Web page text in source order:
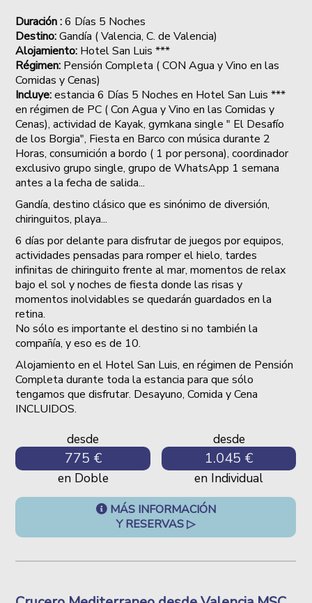
Duración :6 Días 5 Noches
Destino:Gandía ( Valencia, C. de Valencia)
Alojamiento: Hotel San Luis ***
Régimen: Pensión Completa ( CON Agua y Vino en las
Comidas y Cenas)
Incluye:estancia 6 Días 5 Noches en Hotel San Luis ***
en régimen de PC ( Con Agua y Vino en las Comidas y
Cenas), actividad de Kayak, gymkana single " El Desafío
de los Borgia", Fiesta en Barco con música durante 2
Horas, consumición a bordo ( 1 por persona), coordinador
exclusivo grupo single, grupo de WhatsApp 1 semana
antes a la fecha de salida...
Gandía, destino clásico que es sinónimo de diversión,
chiringuitos, playa...
6 días por delante para disfrutar de juegos por equipos,
actividades pensadas para romper el hielo, tardes
infinitas de chiringuito frente al mar, momentos de relax
bajo el sol y noches de fiesta donde las risas y
momentos inolvidables se quedarán guardados en la
retina.
No sólo es importante el destino si no también la
compañía, y eso es de 10.
Alojamiento en el Hotel San Luis, en régimen de Pensión
Completa durante toda la estancia para que sólo
tengamos que disfrutar. Desayuno, Comida y Cena
INCLUIDOS.
desde
775 €
en Doble
desde
1.045 €
en Individual
MÁS INFORMACIÓN
Y RESERVAS ▷